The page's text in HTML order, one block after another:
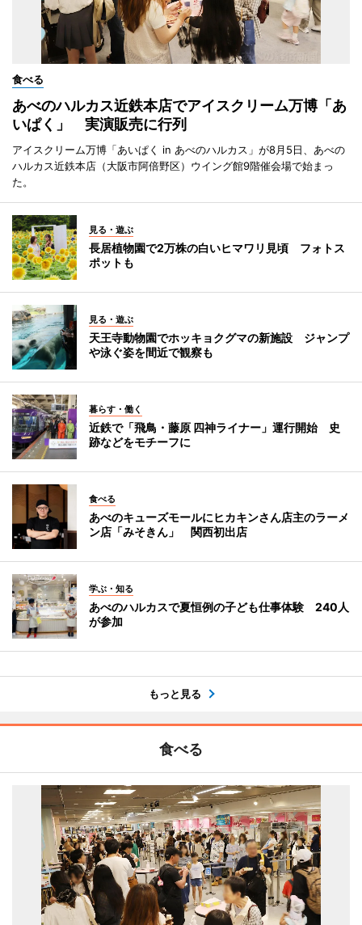
食べる
あべのハルカス近鉄本店でアイスクリーム万博「あ
いぱく」 実演販売に行列
アイスクリーム万博「あいぱく in あべのハルカス」が8月5日、あべの
ハルカス近鉄本店（大阪市阿倍野区）ウイング館9階催会場で始まっ
た。
見る・遊ぶ
長居植物園で2万株の白いヒマワリ見頃 フォトス
ポットも
見る・遊ぶ
天王寺動物園でホッキョクグマの新施設 ジャンプ
や泳ぐ姿を間近で観察も
暮らす・働く
近鉄で「飛鳥・藤原 四神ライナー」運行開始 史
跡などをモチーフに
食べる
あべのキューズモールにヒカキンさん店主のラーメ
ン店「みそきん」 関西初出店
学ぶ・知る
あべのハルカスで夏恒例の子ども仕事体験 240人
が参加
もっと見る
食べる